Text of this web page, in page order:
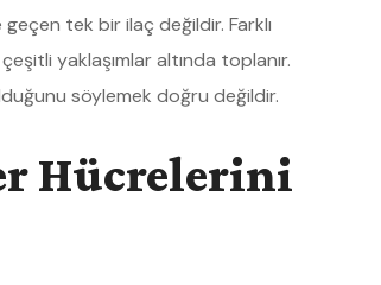
tek bir ilaç değildir. Farklı
yaklaşımlar altında toplanır.
söylemek doğru değildir.
Hücrelerini